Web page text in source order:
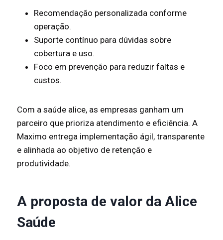
Recomendação personalizada conforme
operação.
Suporte contínuo para dúvidas sobre
cobertura e uso.
Foco em prevenção para reduzir faltas e
custos.
Com a saúde alice, as empresas ganham um
parceiro que prioriza atendimento e eficiência. A
Maximo entrega implementação ágil, transparente
e alinhada ao objetivo de retenção e
produtividade.
A proposta de valor da Alice
Saúde